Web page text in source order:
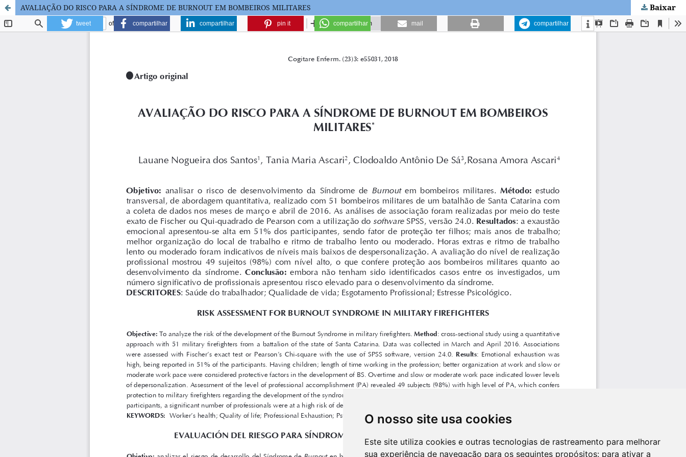
O nosso site usa cookies
Este site utiliza cookies e outras tecnologias de rastreamento para melhorar
sua experiência de navegação para os seguintes propósitos: para ativar a
AVALIAÇÃO DO RISCO PARA A SÍNDROME DE BURNOUT EM BOMBEIROS MILITARES Baixar
tweet compartilhar compartilhar pin it compartilhar mail compartilhar